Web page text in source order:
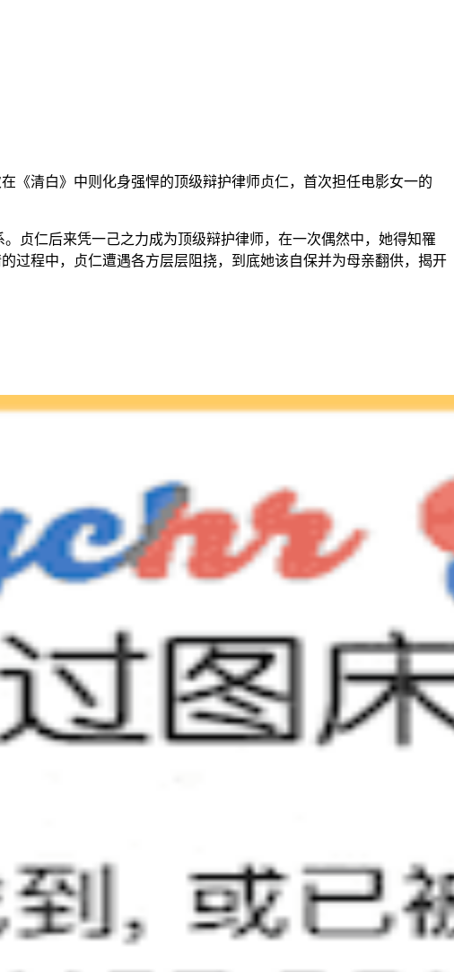
《清白》中则化身强悍的顶级辩护律师贞仁，首次担任电影女一的
贞仁后来凭一己之力成为顶级辩护律师，在一次偶然中，她得知罹
过程中，贞仁遭遇各方层层阻挠，到底她该自保并为母亲翻供，揭开